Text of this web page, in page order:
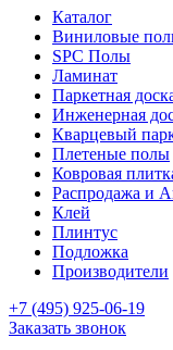
Каталог
Виниловые
SPC Полы
Ламинат
Паркетная
Инженерная
Кварцевый
Плетеные полы
Ковровая
Распродажа и
Клей
Плинтус
Подложка
Производители
+7 (495) 925-06-19
Заказать звонок